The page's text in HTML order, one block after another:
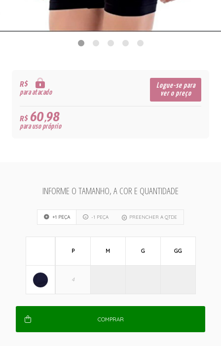
R$
para atacado
Logue-se para
ver o preço
R$60,98
para uso próprio
INFORME O TAMANHO, A COR E QUANTIDADE
+1 PEÇA -1 PEÇA PREENCHER A QTDE
P M G GG
COMPRAR